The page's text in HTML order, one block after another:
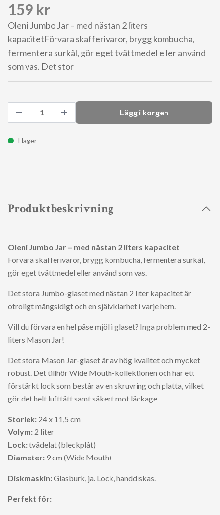
159 kr
Oleni Jumbo Jar – med nästan 2 liters
kapacitetFörvara skafferivaror, brygg kombucha,
fermentera surkål, gör eget tvättmedel eller använd
som vas. Det stor
Lägg i korgen
I lager
Produktbeskrivning
Oleni Jumbo Jar – med nästan 2 liters kapacitet
Förvara skafferivaror, brygg kombucha, fermentera surkål,
gör eget tvättmedel eller använd som vas.
Det stora Jumbo-glaset med nästan 2 liter kapacitet är
otroligt mångsidigt och en självklarhet i varje hem.
Vill du förvara en hel påse mjöl i glaset? Inga problem med 2-
liters Mason Jar!
Det stora Mason Jar-glaset är av hög kvalitet och mycket
robust. Det tillhör Wide Mouth-kollektionen och har ett
förstärkt lock som består av en skruvring och platta, vilket
gör det helt lufttätt samt säkert mot läckage.
Storlek: 24 x 11,5 cm
Volym: 2 liter
Lock:tvådelat (bleckplåt)
Diameter: 9 cm (Wide Mouth)
Diskmaskin:Glasburk, ja. Lock, handdiskas.
Perfekt för: